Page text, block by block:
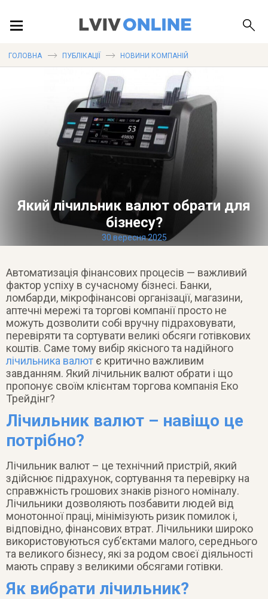
ПУБЛІКАЦІЇ
ДОВІДКА
ГОЛОВНА ПУБЛІКАЦІЇ НОВИНИ КОМПАНІЙ
Який лічильник валют обрати для
бізнесу?
30 вересня 2025
Автоматизація фінансових процесів — важливий
фактор успіху в сучасному бізнесі. Банки,
ломбарди, мікрофінансові організації, магазини,
аптечні мережі та торгові компанії просто не
можуть дозволити собі вручну підраховувати,
перевіряти та сортувати великі обсяги готівкових
коштів. Саме тому вибір якісного та надійного
лічильника валют є критично важливим
завданням. Який лічильник валют обрати і що
пропонує своїм клієнтам торгова компанія Еко
Трейдінг?
Лічильник валют – навіщо це
потрібно?
Лічильник валют – це технічний пристрій, який
здійснює підрахунок, сортування та перевірку на
справжність грошових знаків різного номіналу.
Лічильники дозволяють позбавити людей від
монотонної праці, мінімізують ризик помилок і,
відповідно, фінансових втрат. Лічильники широко
використовуються суб’єктами малого, середнього
та великого бізнесу, які за родом своєї діяльності
мають справу з великими обсягами готівки.
Як вибрати лічильник?